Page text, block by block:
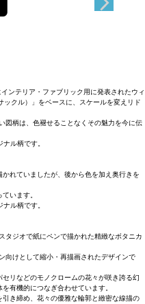
ンテリア・ファブリック用に発表されたウィ
クル）」をベースに、スケールを変えリド
図柄は、色褪せることなくその魅力を今に伝
ル柄です。
れていましたが、後から色を加え奥行きを
います。
ル柄です。
タジオで紙にペンで描かれた精緻なボタニカ
向けとして縮小・再描画されたデザインで
リなどのモノクロームの花々が咲き誇る幻
有機的につなぎ合わせています。
き締め、花々の優雅な輪郭と緻密な線描の